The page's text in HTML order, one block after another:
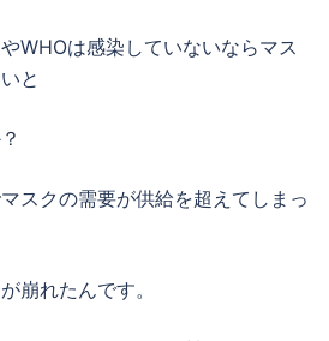
WHOは感染していないならマス
と
スクの需要が供給を超えてしまっ
崩れたんです。